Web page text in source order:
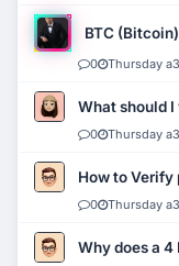
BTC
0 Thursday
What should I
0 Thursday
How to Verify
0 Thursday
Why does a